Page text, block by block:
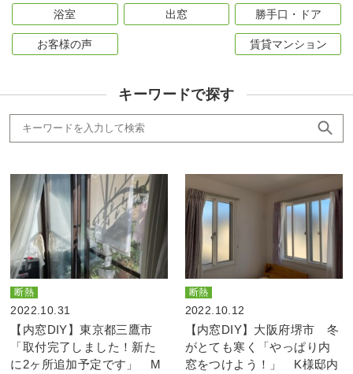
浴室 出窓 勝手口・ドア
お客様の声 賃貸マンション
キーワードで探す
断熱
2022.10.31
【内窓DIY】東京都三鷹市
「取付完了しました！新た
に2ヶ所追加予定です」 M
断熱
2022.10.12
【内窓DIY】大阪府堺市 冬
がとても寒く「やっぱり内
窓をつけよう！」 K様邸内